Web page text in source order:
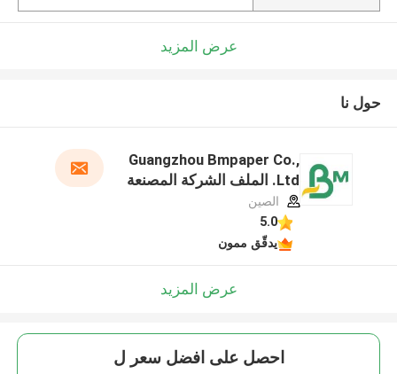
عرض المزيد
حول نا
Guangzhou Bmpaper Co.,
Ltd. الملف الشركة المصنعة
الصين
5.0
يدقّق ممون
عرض المزيد
احصل على افضل سعر ل